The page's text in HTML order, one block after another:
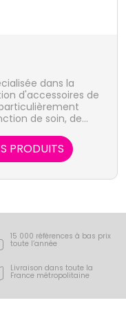
dans la
d'accessoires de
de soin, de
PRODUITS
15 000 références à bas prix
toute l’année
Livraison dans toute la
France métropolitaine